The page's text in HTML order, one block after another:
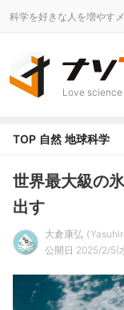
科学を好きな人を増やす
Love science
TOP 自然 地球科学
世界最大級の
出す
大倉康弘
公開日 2025/2/5(